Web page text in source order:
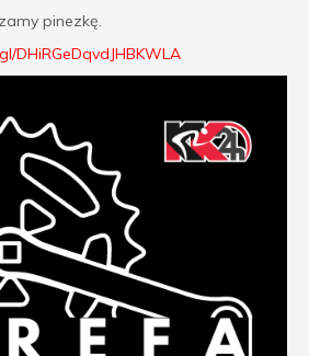
pinezkę.
DHiRGeDqvdJHBKWLA